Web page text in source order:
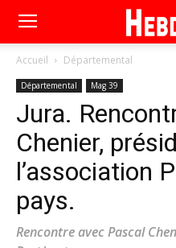
Accueil Départemental
Départemental Mag 39
Jura.
Chenier,
l’association
pays.
Rencontre avec Pascal